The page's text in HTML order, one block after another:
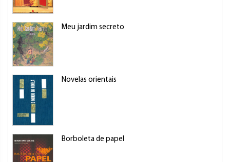
Meu jardim secreto
Novelas orientais
Borboleta de papel